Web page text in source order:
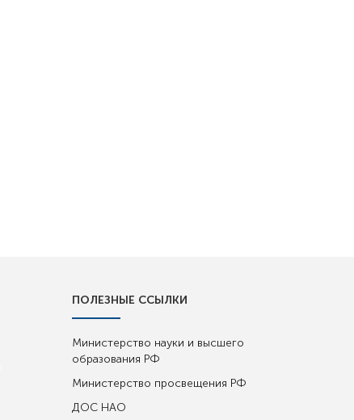
ПОЛЕЗНЫЕ ССЫЛКИ
Министерство науки и высшего
образования РФ
Министерство просвещения РФ
ДОС НАО